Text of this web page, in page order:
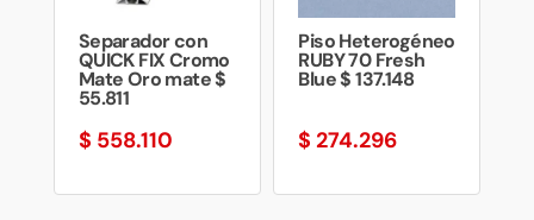
Separador con
QUICK FIX Cromo
Mate Oro mate $
55.811
$ 558.110
Piso Heterogéneo
RUBY 70 Fresh
Blue $ 137.148
$ 274.296